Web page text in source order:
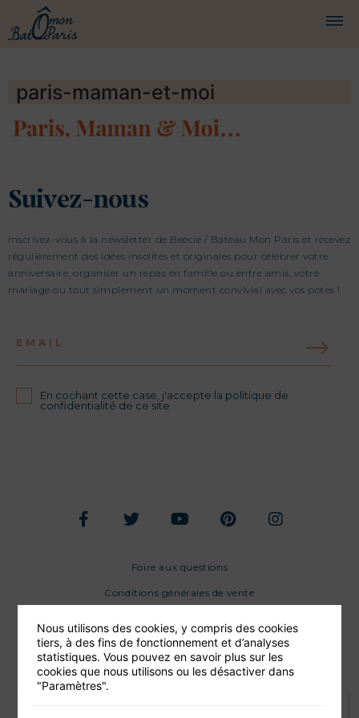
BATEAUX
CROISIÈRES
JOURNAL DE BORD
PRESSE
paris-maman-et-moi
Suivez-nous
Inscrivez-vous à la newsletter de Beecie / Bateau Mon Paris et recevez
régulièrement des idées insolites et originales pour célébrer votre
anniversaire, organiser un repas en famille ou entre amis, votre
mariage ou tout simplement un moment convivial avec vos potes !
EMAIL
En cochant cette case, j'accepte la politique de
confidentialité de ce site
Foire aux questions
Conditions générales de vente
Nous utilisons des cookies, y compris des cookies
tiers, à des fins de fonctionnement et d’analyses
statistiques. Vous pouvez en savoir plus sur les
cookies que nous utilisons ou les désactiver dans
"Paramètres".